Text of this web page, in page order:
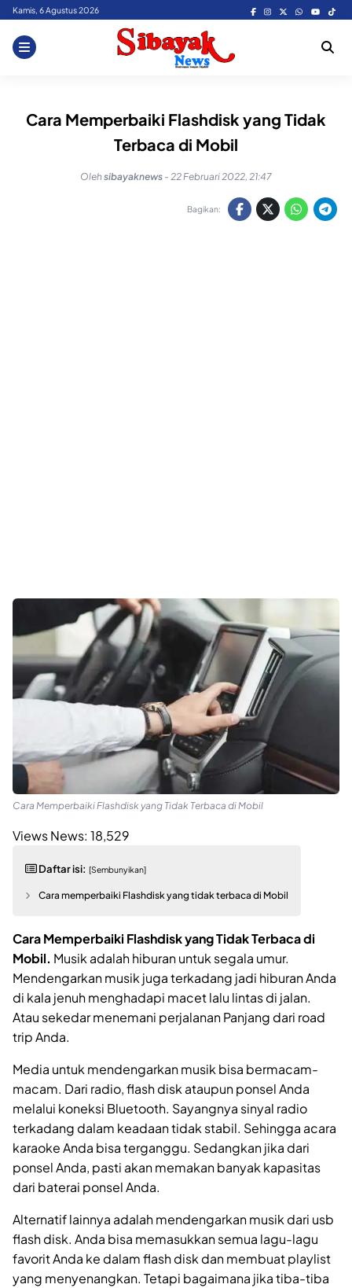
Skip
content
Kamis, 6 Agustus 2026
Cara Memperbaiki Flashdisk yang Tidak
Terbaca di Mobil
Olehsibayaknews - 22 Februari 2022, 21:47
Bagikan:
Cara Memperbaiki Flashdisk yang Tidak Terbaca di Mobil
Views News: 18,529
Daftar isi: [Sembunyikan]
Cara memperbaiki Flashdisk yang tidak terbaca di Mobil
Cara Memperbaiki Flashdisk yang Tidak Terbaca di
Mobil. Musik adalah hiburan untuk segala umur.
Mendengarkan musik juga terkadang jadi hiburan Anda
di kala jenuh menghadapi macet lalu lintas di jalan.
Atau sekedar menemani perjalanan Panjang dari road
trip Anda.
Media untuk mendengarkan musik bisa bermacam-
macam. Dari radio, flash disk ataupun ponsel Anda
melalui koneksi Bluetooth. Sayangnya sinyal radio
terkadang dalam keadaan tidak stabil. Sehingga acara
karaoke Anda bisa terganggu. Sedangkan jika dari
ponsel Anda, pasti akan memakan banyak kapasitas
dari baterai ponsel Anda.
Alternatif lainnya adalah mendengarkan musik dari usb
flash disk. Anda bisa memasukkan semua lagu-lagu
favorit Anda ke dalam flash disk dan membuat playlist
yang menyenangkan. Tetapi bagaimana jika tiba-tiba